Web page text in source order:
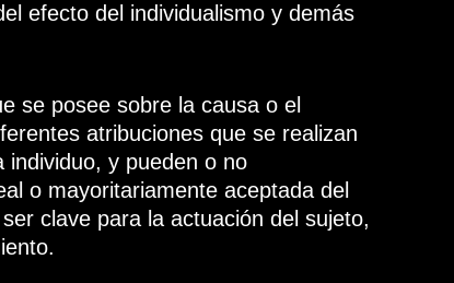
efecto del individualismo y demás
se posee sobre la causa o el
atribuciones que se realizan
individuo, y pueden o no
o mayoritariamente aceptada del
clave para la actuación del sujeto,